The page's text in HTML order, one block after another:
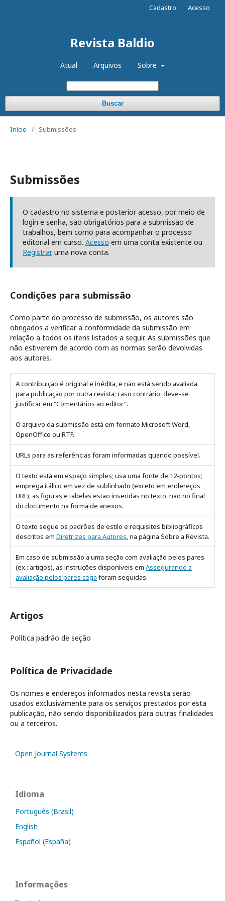
Revista Baldio
Atual Arquivos Sobre
Buscar
Cadastro Acesso
Início / Submissões
Submissões
O cadastro no sistema e posterior acesso, por meio de
login e senha, são obrigatórios para a submissão de
trabalhos, bem como para acompanhar o processo
editorial em curso. Acesso em uma conta existente ou
Registraruma nova conta.
Condições para submissão
Como parte do processo de submissão, os autores são
obrigados a verificar a conformidade da submissão em
relação a todos os itens listados a seguir. As submissões que
não estiverem de acordo com as normas serão devolvidas
aos autores.
A contribuição é original e inédita, e não está sendo avaliada
para publicação por outra revista; caso contrário, deve-se
justificar em "Comentários ao editor".
O arquivo da submissão está em formato Microsoft Word,
OpenOffice ou RTF.
URLs para as referências foram informadas quando possível.
O texto está em espaço simples; usa uma fonte de 12-pontos;
emprega itálico em vez de sublinhado (exceto em endereços
URL); as figuras e tabelas estão inseridas no texto, não no final
do documento na forma de anexos.
O texto segue os padrões de estilo e requisitos bibliográficos
descritos em Diretrizes para Autores, na página Sobre a Revista.
Em caso de submissão a uma seção com avaliação pelos pares
(ex.: artigos), as instruções disponíveis em Assegurando a
avaliação pelos pares cega foram seguidas.
Artigos
Política padrão de seção
Política de Privacidade
Os nomes e endereços informados nesta revista serão
usados exclusivamente para os serviços prestados por esta
publicação, não sendo disponibilizados para outras finalidades
ou a terceiros.
Open Journal Systems
Idioma
Português (Brasil)
English
Español (España)
Informações